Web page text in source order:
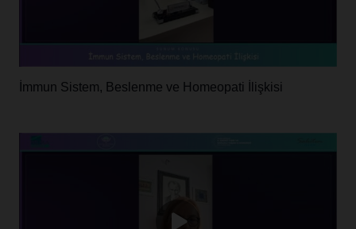
İmmun Sistem, Beslenme ve Homeopati İlişkisi